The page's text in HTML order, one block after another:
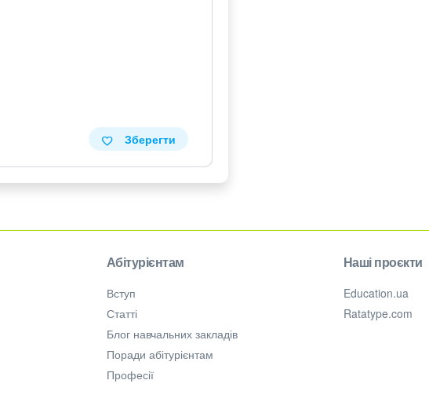
Зберегти
Абітурієнтам
Вступ
Статті
Блог навчальних закладів
Поради абітурієнтам
Професії
Наші проєкти
Education.ua
Ratatype.com